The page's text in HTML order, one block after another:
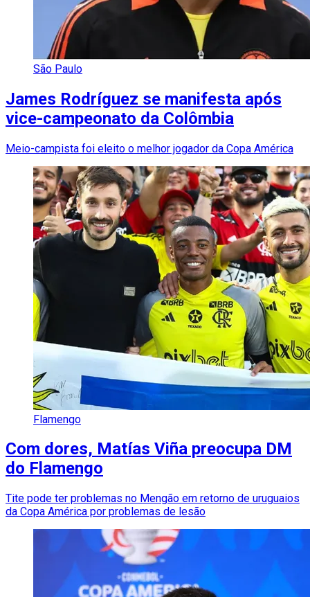
São Paulo
James Rodríguez se manifesta após
vice-campeonato da Colômbia
Meio-campista foi eleito o melhor jogador da Copa América
Flamengo
Com dores, Matías Viña preocupa DM
do Flamengo
Tite pode ter problemas no Mengão em retorno de uruguaios
da Copa América por problemas de lesão